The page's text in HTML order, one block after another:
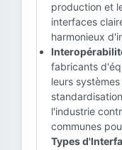
production et
interfaces
harmonieux
fabricants
leurs
l'industrie
communes
Types